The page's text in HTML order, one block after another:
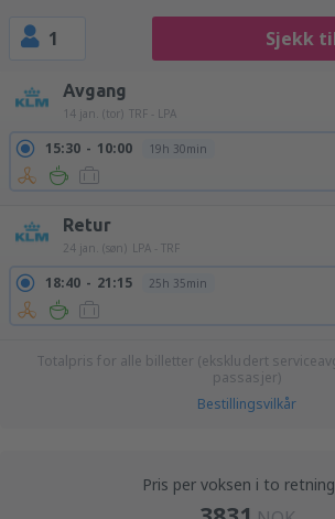
1 Sjekk
Avgang
14 jan. (tor) TRF - LPA
15:30 10:00 19h 30min
Retur
24 jan. (søn) LPA - TRF
18:40 21:15 25h 35min
Totalpris for alle billetter (ekskludert
passasjer)
Bestillingsvilkår
Pris per voksen i to